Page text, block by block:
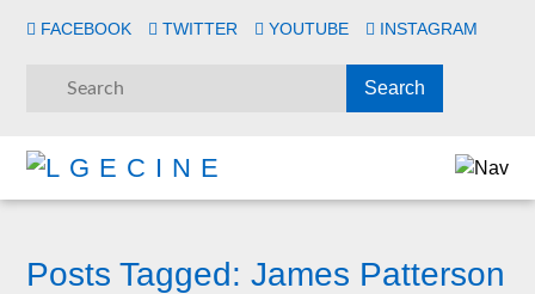
FACEBOOK TWITTER YOUTUBE INSTAGRAM
Posts Tagged: James Patterson